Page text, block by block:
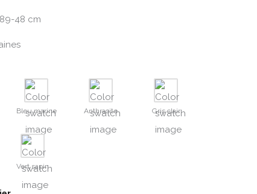
48 cm
Bleu marine Anthracite Gris clair
Vert sapin